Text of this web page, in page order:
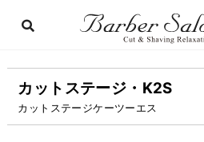
カットステージ・K2S
カットステージケーツーエス